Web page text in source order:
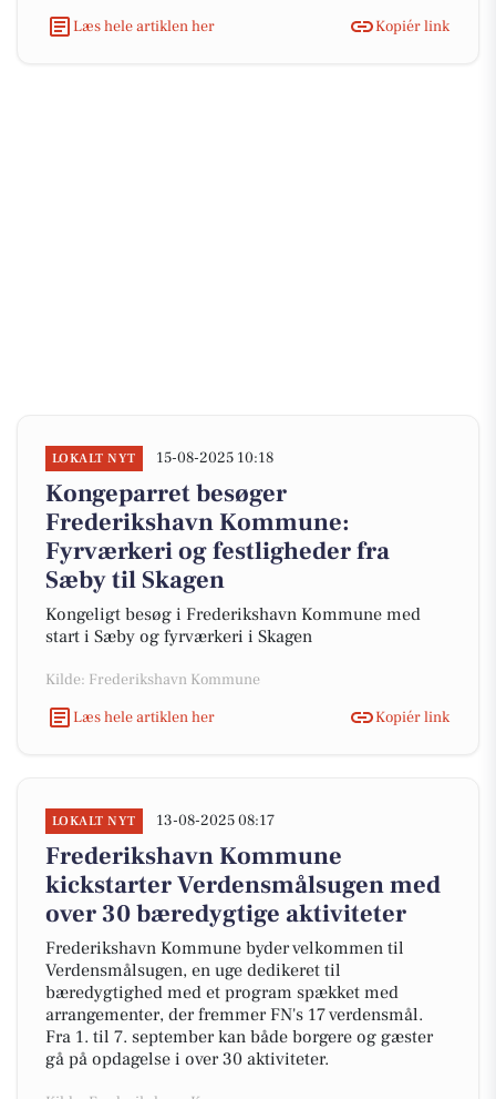
Læs hele artiklen her
Kopiér link
LOKALT NYT 15-08-2025 10:18
Kongeparret besøger
Frederikshavn Kommune:
Fyrværkeri og festligheder fra
Sæby til Skagen
Kongeligt besøg i Frederikshavn Kommune med
start i Sæby og fyrværkeri i Skagen
Kilde: Frederikshavn Kommune
Læs hele artiklen her
Kopiér link
LOKALT NYT 13-08-2025 08:17
Frederikshavn Kommune
kickstarter Verdensmålsugen med
over 30 bæredygtige aktiviteter
Frederikshavn Kommune byder velkommen til
Verdensmålsugen, en uge dedikeret til
bæredygtighed med et program spækket med
arrangementer, der fremmer FN's 17 verdensmål.
Fra 1. til 7. september kan både borgere og gæster
gå på opdagelse i over 30 aktiviteter.